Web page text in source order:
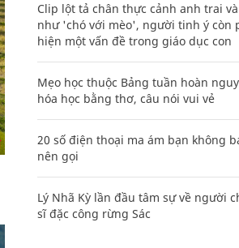
Clip lột tả chân thực cảnh anh trai
như 'chó với mèo', người tinh ý còn
hiện một vấn đề trong giáo dục con
Mẹo học thuộc Bảng tuần hoàn
hóa học bằng thơ, câu nói vui vẻ
20 số điện thoại ma ám bạn không
nên gọi
Lý Nhã Kỳ lần đầu tâm sự về người
sĩ đặc công rừng Sác